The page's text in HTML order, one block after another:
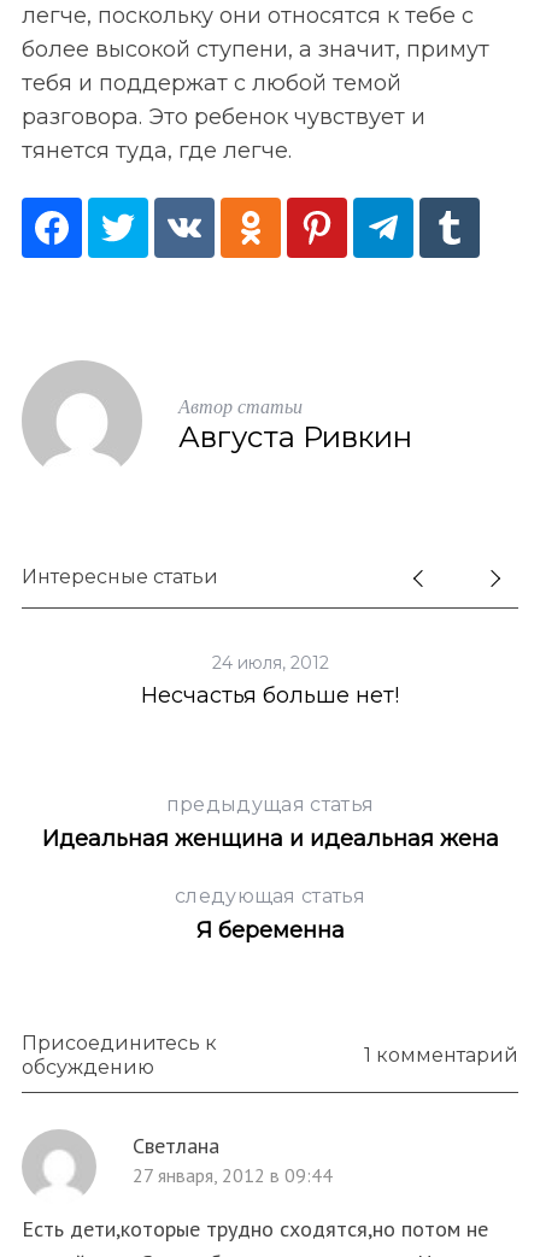
легче, поскольку они относятся к тебе с
более высокой ступени, а значит, примут
тебя и поддержат с любой темой
разговора. Это ребенок чувствует и
тянется туда, где легче.
Автор статьи
Августа Ривкин
Интересные статьи
24 июля, 2012
Несчастья больше нет!
предыдущая статья
Идеальная женщина и идеальная жена
следующая статья
Я беременна
Присоединитесь к
обсуждению
1 комментарий
Светлана
27 января, 2012 в 09:44
Есть дети,которые трудно сходятся,но потом не